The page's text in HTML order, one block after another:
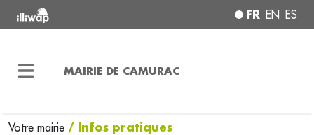
FR EN ES
MAIRIE DE CAMURAC
Votre mairie / Infos pratiques